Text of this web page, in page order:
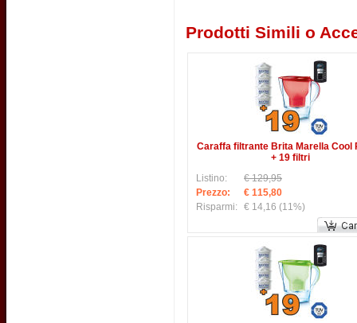
Prodotti Simili o
Caraffa filtrante Brita Marella Cool
+ 19 filtri
Listino:
€ 129,95
Prezzo:
€ 115,80
Risparmi: € 14,16 (11%)